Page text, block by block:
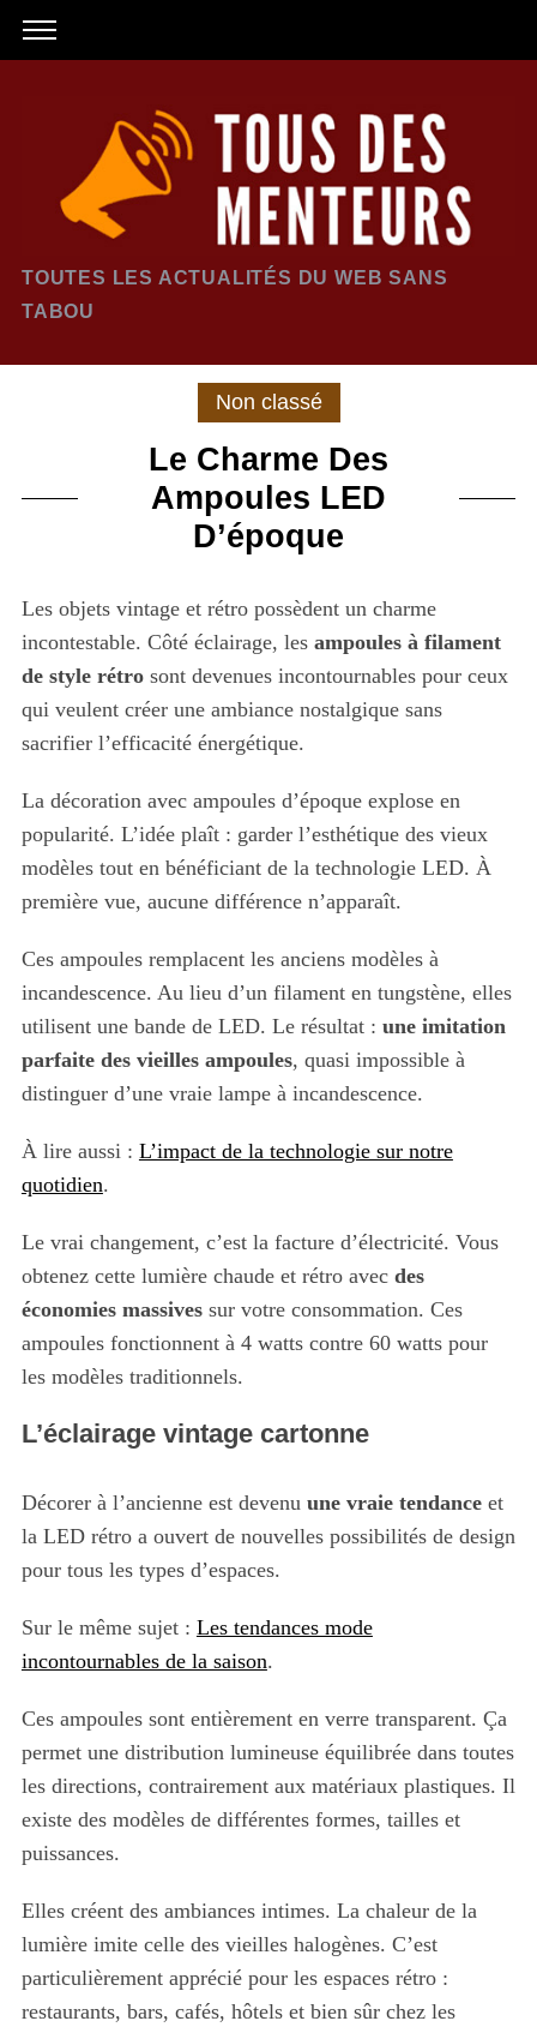
TOUTES LES ACTUALITÉS DU WEB SANS
TABOU
Non classé
Le Charme Des
Ampoules LED
D’époque
Les objets vintage et rétro possèdent un charme
incontestable. Côté éclairage, les ampoules à filament
de style rétrosont devenues incontournables pour ceux
qui veulent créer une ambiance nostalgique sans
sacrifier l’efficacité énergétique.
La décoration avec ampoules d’époque explose en
popularité. L’idée plaît : garder l’esthétique des vieux
modèles tout en bénéficiant de la technologie LED. À
première vue, aucune différence n’apparaît.
Ces ampoules remplacent les anciens modèles à
incandescence. Au lieu d’un filament en tungstène, elles
utilisent une bande de LED. Le résultat : une imitation
parfaite des vieilles ampoules, quasi impossible à
distinguer d’une vraie lampe à incandescence.
À lire aussi : L’impact de la technologie sur notre
quotidien.
Le vrai changement, c’est la facture d’électricité. Vous
obtenez cette lumière chaude et rétro avec des
économies massivessur votre consommation. Ces
ampoules fonctionnent à 4 watts contre 60 watts pour
les modèles traditionnels.
L’éclairage vintage cartonne
Décorer à l’ancienne est devenu une vraie tendanceet
la LED rétro a ouvert de nouvelles possibilités de design
pour tous les types d’espaces.
Sur le même sujet : Les tendances mode
incontournables de la saison.
Ces ampoules sont entièrement en verre transparent. Ça
permet une distribution lumineuse équilibrée dans toutes
les directions, contrairement aux matériaux plastiques. Il
existe des modèles de différentes formes, tailles et
puissances.
Elles créent des ambiances intimes. La chaleur de la
lumière imite celle des vieilles halogènes. C’est
particulièrement apprécié pour les espaces rétro :
restaurants, bars, cafés, hôtels et bien sûr chez les